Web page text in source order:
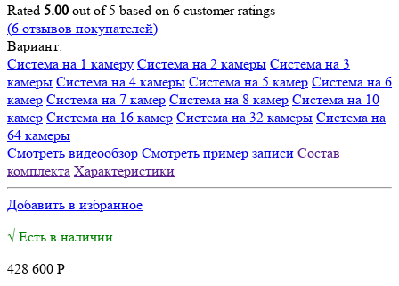
Rated 5.00 out of 5 based on 6 customer ratings
(6 отзывов покупателей)
Вариант:
Система на 1 камеру Система на 2 камеры Система на 3
камеры Система на 4 камеры Система на 5 камер Система на 6
камер Система на 7 камер Система на 8 камер Система на 10
камер Система на 16 камер Система на 32 камеры Система на
64 камеры
Смотреть видеообзор Смотреть пример записи Состав
комплекта Характеристики
Добавить в избранное
√ Есть в наличии.
428 600 Р